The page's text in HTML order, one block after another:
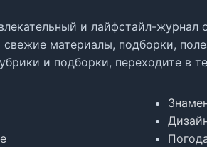
и лайфстайл-журнал
свежие материалы, подборки,
и подборки, переходите в